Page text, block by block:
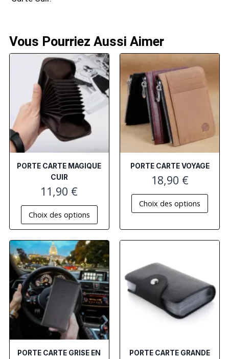
Vous Pourriez Aussi Aimer
PORTE CARTE MAGIQUE
CUIR
11,90 €
Choix des options
PORTE CARTE VOYAGE
18,90 €
Choix des options
PORTE CARTE GRISE EN
PORTE CARTE GRANDE